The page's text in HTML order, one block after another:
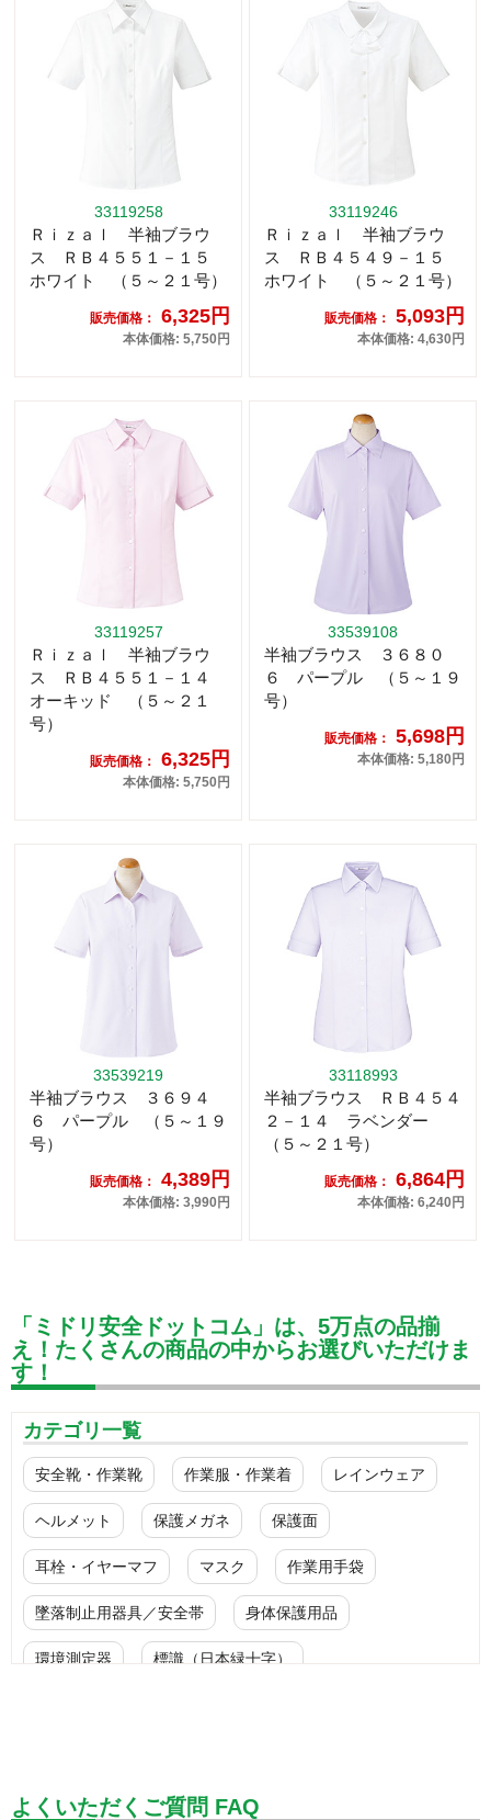
33119258
Ｒｉｚａｌ 半袖ブラウ
ス ＲＢ４５５１－１５
ホワイト （５～２１号）
販売価格： 6,325円
本体価格: 5,750円
33119246
Ｒｉｚａｌ 半袖ブラウ
ス ＲＢ４５４９－１５
ホワイト （５～２１号）
販売価格： 5,093円
本体価格: 4,630円
33119257
Ｒｉｚａｌ 半袖ブラウ
ス ＲＢ４５５１－１４
オーキッド （５～２１
号）
販売価格： 6,325円
本体価格: 5,750円
33539108
半袖ブラウス ３６８０
６ パープル （５～１９
号）
販売価格： 5,698円
本体価格: 5,180円
33539219
半袖ブラウス ３６９４
６ パープル （５～１９
号）
販売価格： 4,389円
本体価格: 3,990円
33118993
半袖ブラウス ＲＢ４５４
２－１４ ラベンダー
（５～２１号）
販売価格： 6,864円
本体価格: 6,240円
「ミドリ安全ドットコム」は、5万点の品揃
え！たくさんの商品の中からお選びいただけま
す！
カテゴリ一覧
安全靴・作業靴 作業服・作業着 レインウェア
ヘルメット 保護メガネ 保護面
耳栓・イヤーマフ マスク 作業用手袋
墜落制止用器具／安全帯 身体保護用品
環境測定器 標識（日本緑十字）
設備用品・作業補助用品 工事作業用品
よくいただくご質問 FAQ